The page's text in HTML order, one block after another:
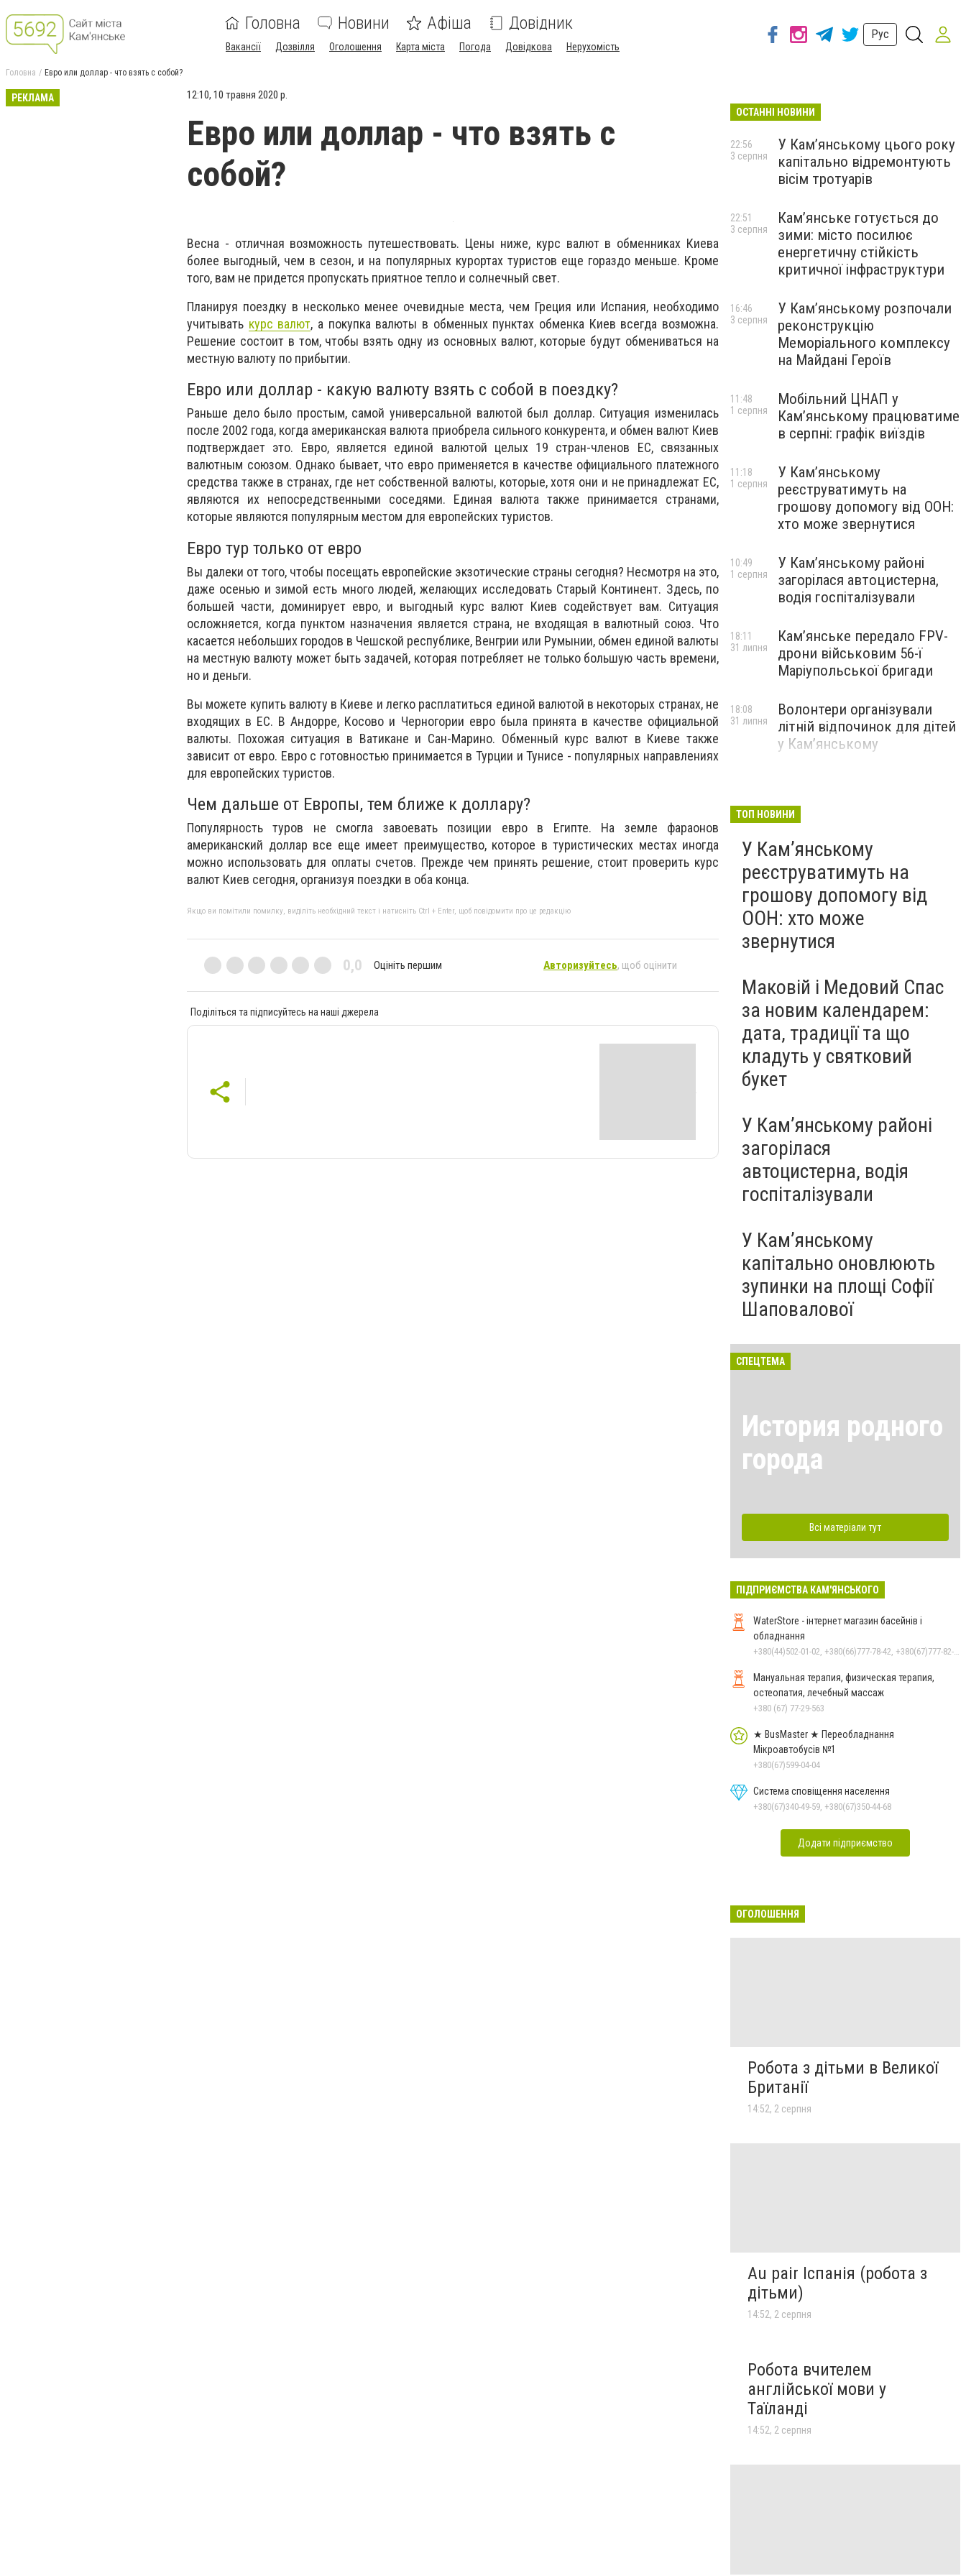
Головна Новини Афіша Довідник
Вакансії Дозвілля Оголошення Карта міста Погода Довідкова Нерухомість
Рус
Головна Евро или доллар - что взять с собой?
РЕКЛАМА 12:10, 10 травня 2020 р.
Евро или доллар - что взять с
собой?
Весна - отличная возможность путешествовать. Цены ниже, курс валют в обменниках Киева
более выгодный, чем в сезон, и на популярных курортах туристов еще гораздо меньше. Кроме
того, вам не придется пропускать приятное тепло и солнечный свет.
Планируя поездку в несколько менее очевидные места, чем Греция или Испания, необходимо
учитывать курс валют, а покупка валюты в обменных пунктах обменка Киев всегда возможна.
Решение состоит в том, чтобы взять одну из основных валют, которые будут обмениваться на
местную валюту по прибытии.
Евро или доллар - какую валюту взять с собой в поездку?
Раньше дело было простым, самой универсальной валютой был доллар. Ситуация изменилась
после 2002 года, когда американская валюта приобрела сильного конкурента, и обмен валют Киев
подтверждает это. Евро, является единой валютой целых 19 стран-членов ЕС, связанных
валютным союзом. Однако бывает, что евро применяется в качестве официального платежного
средства также в странах, где нет собственной валюты, которые, хотя они и не принадлежат ЕС,
являются их непосредственными соседями. Единая валюта также принимается странами,
которые являются популярным местом для европейских туристов.
Евро тур только от евро
Вы далеки от того, чтобы посещать европейские экзотические страны сегодня? Несмотря на это,
даже осенью и зимой есть много людей, желающих исследовать Старый Континент. Здесь, по
большей части, доминирует евро, и выгодный курс валют Киев содействует вам. Ситуация
осложняется, когда пунктом назначения является страна, не входящая в валютный союз. Что
касается небольших городов в Чешской республике, Венгрии или Румынии, обмен единой валюты
на местную валюту может быть задачей, которая потребляет не только большую часть времени,
но и деньги.
Вы можете купить валюту в Киеве и легко расплатиться единой валютой в некоторых странах, не
входящих в ЕС. В Андорре, Косово и Черногории евро была принята в качестве официальной
валюты. Похожая ситуация в Ватикане и Сан-Марино. Обменный курс валют в Киеве также
зависит от евро. Евро с готовностью принимается в Турции и Тунисе - популярных направлениях
для европейских туристов.
Чем дальше от Европы, тем ближе к доллару?
Популярность туров не смогла завоевать позиции евро в Египте. На земле фараонов
американский доллар все еще имеет преимущество, которое в туристических местах иногда
можно использовать для оплаты счетов. Прежде чем принять решение, стоит проверить курс
валют Киев сегодня, организуя поездки в оба конца.
Якщо ви помітили помилку, виділіть необхідний текст і натисніть Ctrl + Enter, щоб повідомити про це редакцію
0,0 Оцініть першим Авторизуйтесь, щоб оцінити
Поділіться та підписуйтесь на наші джерела
ОСТАННІ НОВИНИ
У Кам’янському цього року
капітально відремонтують
вісім тротуарів
22:56
3 серпня
Кам’янське готується до
зими: місто посилює
енергетичну стійкість
критичної інфраструктури
22:51
3 серпня
У Кам’янському розпочали
реконструкцію
Меморіального комплексу
на Майдані Героїв
16:46
3 серпня
Мобільний ЦНАП у
Кам’янському працюватиме
в серпні: графік виїздів
11:48
1 серпня
У Кам’янському
реєструватимуть на
грошову допомогу від ООН:
хто може звернутися
11:18
1 серпня
У Кам’янському районі
загорілася автоцистерна,
водія госпіталізували
10:49
1 серпня
Кам’янське передало FPV-
дрони військовим 56-ї
Маріупольської бригади
18:11
31 липня
Волонтери організували
літній відпочинок для дітей
у Кам’янському
18:08
31 липня
ТОП НОВИНИ
У Кам’янському
реєструватимуть на
грошову допомогу від
ООН: хто може
звернутися
Маковій і Медовий Спас
за новим календарем:
дата, традиції та що
кладуть у святковий
букет
У Кам’янському районі
загорілася
автоцистерна, водія
госпіталізували
У Кам’янському
капітально оновлюють
зупинки на площі Софії
Шаповалової
СПЕЦТЕМА
История родного
города
Всі матеріали тут
ПІДПРИЄМСТВА КАМ'ЯНСЬКОГО
WaterStore - інтернет магазин басейнів і
обладнання
Мануальная терапия, физическая терапия,
остеопатия, лечебный массаж
+380 (67) 77-29-563
★ BusMaster ★ Переобладнання
Мікроавтобусів №1
+380(67)599-04-04
Система сповіщення населення
+380(67)340-49-59, +380(67)350-44-68
Додати підприємство
ОГОЛОШЕННЯ
Робота з дітьми в Великої
Британії
14:52, 2 серпня
Au pair Іспанія (робота з
дітьми)
14:52, 2 серпня
Робота вчителем
англійської мови у
Таїланді
14:52, 2 серпня